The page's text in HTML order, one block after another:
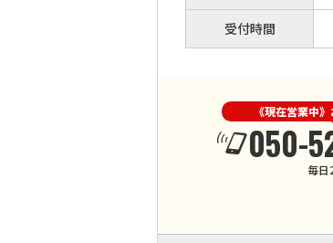
受付時間
《現在営業中
050-
毎日